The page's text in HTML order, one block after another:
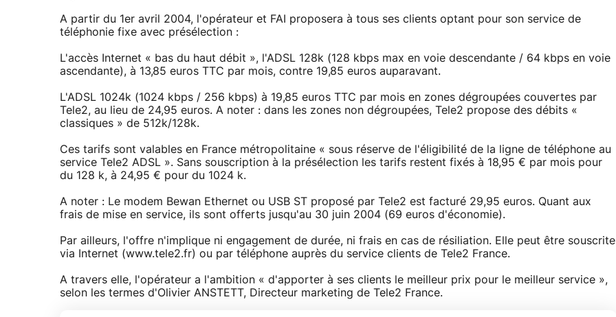
A partir du 1er avril 2004, l'opérateur et FAI proposera à tous ses clients optant pour son service de
téléphonie fixe avec présélection :
L'accès Internet « bas du haut débit », l'ADSL 128k (128 kbps max en voie descendante / 64 kbps en voie
ascendante), à 13,85 euros TTC par mois, contre 19,85 euros auparavant.
L'ADSL 1024k (1024 kbps / 256 kbps) à 19,85 euros TTC par mois en zones dégroupées couvertes par
Tele2, au lieu de 24,95 euros. A noter : dans les zones non dégroupées, Tele2 propose des débits «
classiques » de 512k/128k.
Ces tarifs sont valables en France métropolitaine « sous réserve de l'éligibilité de la ligne de téléphone au
service Tele2 ADSL ». Sans souscription à la présélection les tarifs restent fixés à 18,95 € par mois pour
du 128 k, à 24,95 € pour du 1024 k.
A noter : Le modem Bewan Ethernet ou USB ST proposé par Tele2 est facturé 29,95 euros. Quant aux
frais de mise en service, ils sont offerts jusqu'au 30 juin 2004 (69 euros d'économie).
Par ailleurs, l'offre n'implique ni engagement de durée, ni frais en cas de résiliation. Elle peut être souscrite
via Internet (www.tele2.fr) ou par téléphone auprès du service clients de Tele2 France.
A travers elle, l'opérateur a l'ambition « d'apporter à ses clients le meilleur prix pour le meilleur service »,
selon les termes d'Olivier ANSTETT, Directeur marketing de Tele2 France.